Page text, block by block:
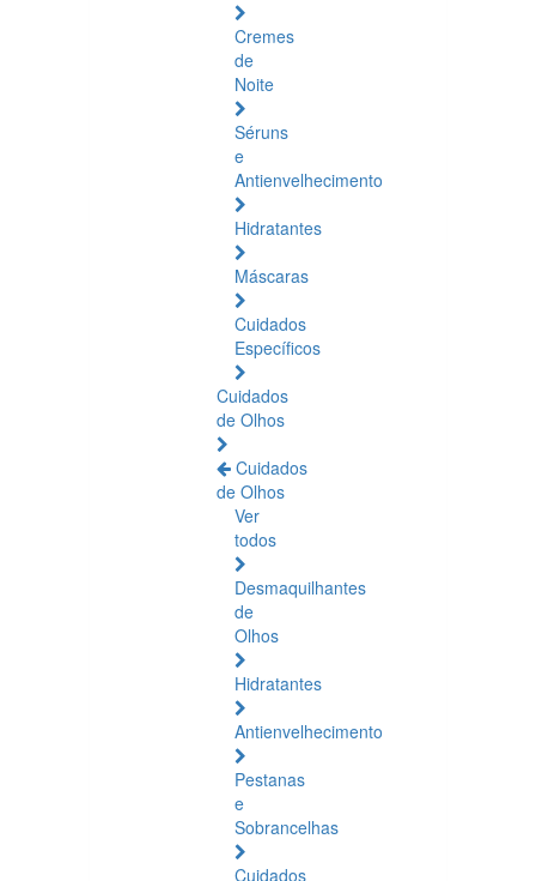
Cremes
de
Noite
Séruns
e
Antienvelhecimento
Hidratantes
Máscaras
Cuidados
Específicos
Cuidados
de Olhos
Cuidados
de Olhos
Ver
todos
Desmaquilhantes
de
Olhos
Hidratantes
Antienvelhecimento
Pestanas
e
Sobrancelhas
Cuidados